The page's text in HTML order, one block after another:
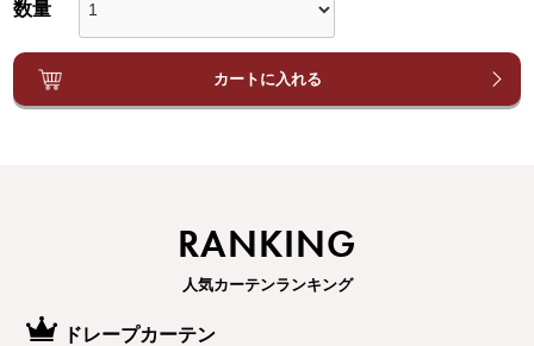
カートに入れる
RANKING
人気カーテンランキング
ドレープカーテン